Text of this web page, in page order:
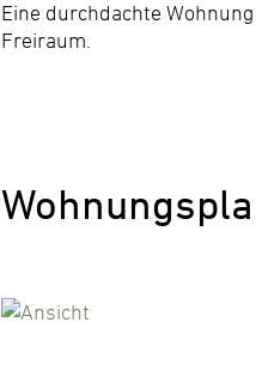
Eine durchdachte
Freiraum.